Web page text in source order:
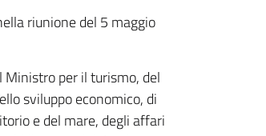
riunione del 5 maggio
Ministro per il turismo, del
sviluppo economico, di
e del mare, degli affari